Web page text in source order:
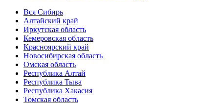
Вся Сибирь
Алтайский край
Иркутская область
Кемеровская область
Красноярский край
Новосибирская область
Омская область
Республика Алтай
Республика Тыва
Республика Хакасия
Томская область